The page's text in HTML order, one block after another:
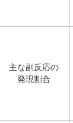
主な副反応の
発現割合